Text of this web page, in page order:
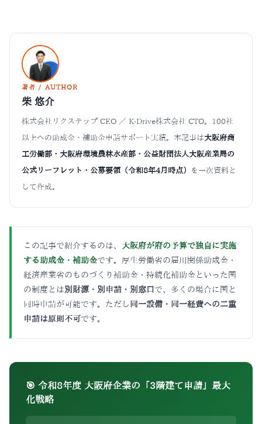
著者 / AUTHOR
柴 悠介
株式会社リクステップ CEO ／ K-Drive株式会社 CTO。100社
以上への助成金・補助金申請サポート実績。本記事は大阪府商
工労働部・大阪府環境農林水産部・公益財団法人大阪産業局の
公式リーフレット・公募要領（令和8年4月時点） を一次資料と
して作成。
この記事で紹介するのは、 大阪府が府の予算で独自に実施
する助成金・補助金です。厚生労働省の雇用関係助成金・
経済産業省のものづくり補助金・持続化補助金といった国
の制度とは別財源・別申請・別窓口で、多くの場合に国と
同時申請が可能です。ただし 同一設備・同一経費への二重
申請は原則不可 です。
🎯 令和8年度 大阪府企業の「3階建て申請」最大
化戦略